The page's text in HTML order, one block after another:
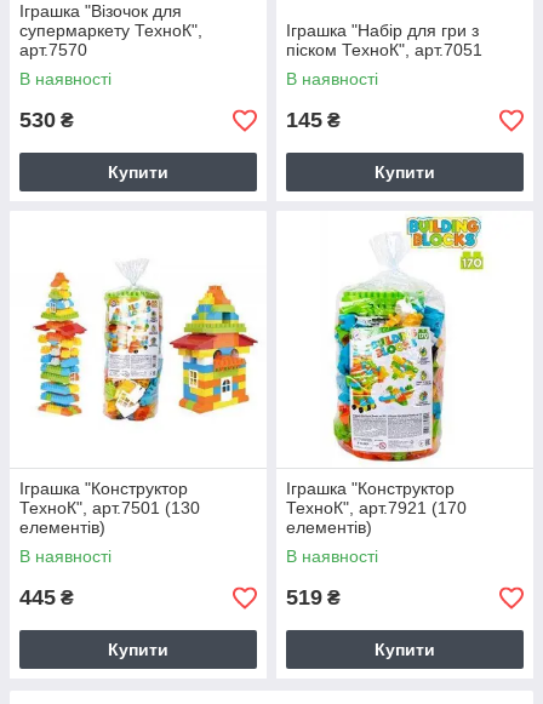
Іграшка "Візочок для
супермаркету ТехноК",
арт.7570
В наявності
530 ₴
Купити
Іграшка "Набір для гри з
піском ТехноК", арт.7051
В наявності
145 ₴
Купити
Іграшка "Конструктор
ТехноК", арт.7501 (130
елементів)
В наявності
445 ₴
Купити
Іграшка "Конструктор
ТехноК", арт.7921 (170
елементів)
В наявності
519 ₴
Купити